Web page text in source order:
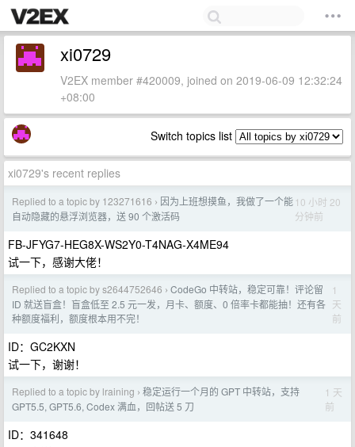
xi0729
V2EX member #420009, joined on 2019-06-09 12:32:24
+08:00
Switch topics list
xi0729's recent replies
Replied to a topic by 123271616 › 因为上班想摸鱼，我做了一个能
自动隐藏的悬浮浏览器，送 90 个激活码
10 小时 20
分钟前
FB-JFYG7-HEG8X-WS2Y0-T4NAG-X4ME94
试一下，感谢大佬！
Replied to a topic by s2644752646 › CodeGo 中转站，稳定可靠！评论留
ID 就送盲盒！盲盒低至 2.5 元一发，月卡、额度、0 倍率卡都能抽！还有各
种额度福利，额度根本用不完！
1
天
前
ID：GC2KXN
试一下，谢谢！
Replied to a topic by lraining › 稳定运行一个月的 GPT 中转站，支持
GPT5.5, GPT5.6, Codex 满血，回帖送 5 刀
1 天
前
ID：341648